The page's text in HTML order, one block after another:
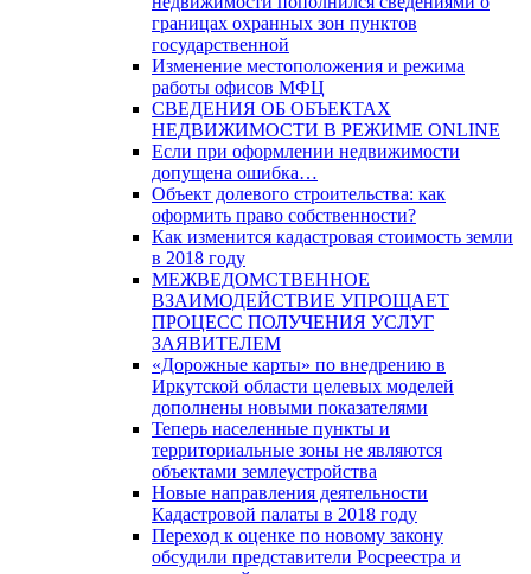
границах охранных зон пунктов
государственной
Изменение местоположения и режима
работы офисов МФЦ
СВЕДЕНИЯ ОБ ОБЪЕКТАХ
НЕДВИЖИМОСТИ В РЕЖИМЕ ONLINE
Если при оформлении недвижимости
допущена ошибка…
Объект долевого строительства: как
оформить право собственности?
Как изменится кадастровая стоимость земли
в 2018 году
МЕЖВЕДОМСТВЕННОЕ
ВЗАИМОДЕЙСТВИЕ УПРОЩАЕТ
ПРОЦЕСС ПОЛУЧЕНИЯ УСЛУГ
ЗАЯВИТЕЛЕМ
«Дорожные карты» по внедрению в
Иркутской области целевых моделей
дополнены новыми показателями
Теперь населенные пункты и
территориальные зоны не являются
объектами землеустройства
Новые направления деятельности
Кадастровой палаты в 2018 году
Переход к оценке по новому закону
обсудили представители Росреестра и